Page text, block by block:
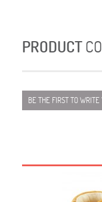
PRODUCT
BE THE FIRST TO